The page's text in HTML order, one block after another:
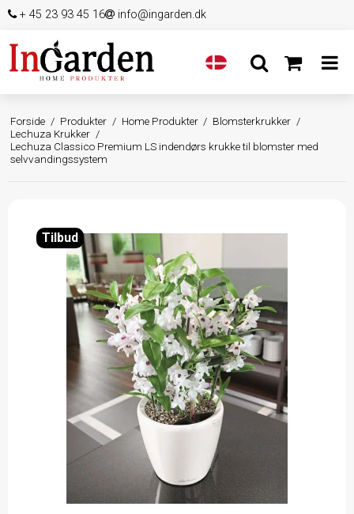
+ 45 23 93 45 16 info@ingarden.dk
Forside / Produkter / Home Produkter / Blomsterkrukker /
Lechuza Krukker /
Lechuza Classico Premium LS indendørs krukke til blomster med
selvvandingssystem
Tilbud